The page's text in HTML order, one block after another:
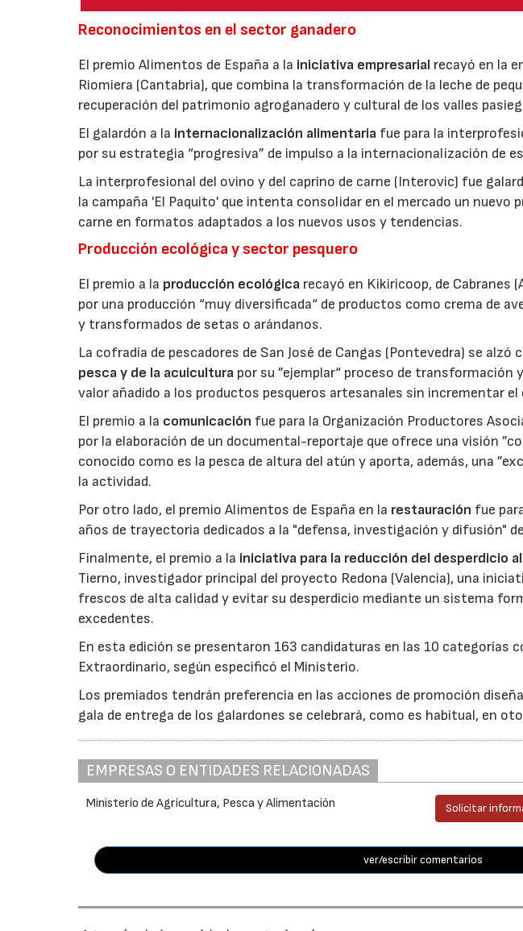
Reconocimientos en el sector ganadero
El premio Alimentos de España a la iniciativa empresarial recayó en la
Riomiera (Cantabria), que combina la transformación de la leche de
recuperación del patrimonio agroganadero y cultural de los valles
El galardón a la internacionalización alimentaria fue para la
por su estrategia “progresiva” de impulso a la internacionalización de
La interprofesional del ovino y del caprino de carne (Interovic) fue
la campaña 'El Paquito' que intenta consolidar en el mercado un nuevo
carne en formatos adaptados a los nuevos usos y tendencias.
Producción ecológica y sector pesquero
El premio a la producción ecológica recayó en Kikiricoop, de Cabranes
por una producción “muy diversificada“ de productos como crema de
y transformados de setas o arándanos.
La cofradía de pescadores de San José de Cangas (Pontevedra) se alzó
pesca y de la acuicultura por su ”ejemplar“ proceso de
valor añadido a los productos pesqueros artesanales sin incrementar
El premio a la comunicación fue para la Organización Productores
por la elaboración de un documental-reportaje que ofrece una visión
conocido como es la pesca de altura del atún y aporta, además, una
la actividad.
Por otro lado, el premio Alimentos de España en la restauración fue
años de trayectoria dedicados a la "defensa, investigación y difusión"
Finalmente, el premio a la iniciativa para la reducción del desperdicio
Tierno, investigador principal del proyecto Redona (Valencia), una
frescos de alta calidad y evitar su desperdicio mediante un sistema
excedentes.
En esta edición se presentaron 163 candidaturas en las 10 categorías
Extraordinario, según especificó el Ministerio.
Los premiados tendrán preferencia en las acciones de promoción
gala de entrega de los galardones se celebrará, como es habitual, en
EMPRESAS O ENTIDADES RELACIONADAS
Ministerio de Agricultura, Pesca y Alimentación Solicitar
ver/escribir comentarios